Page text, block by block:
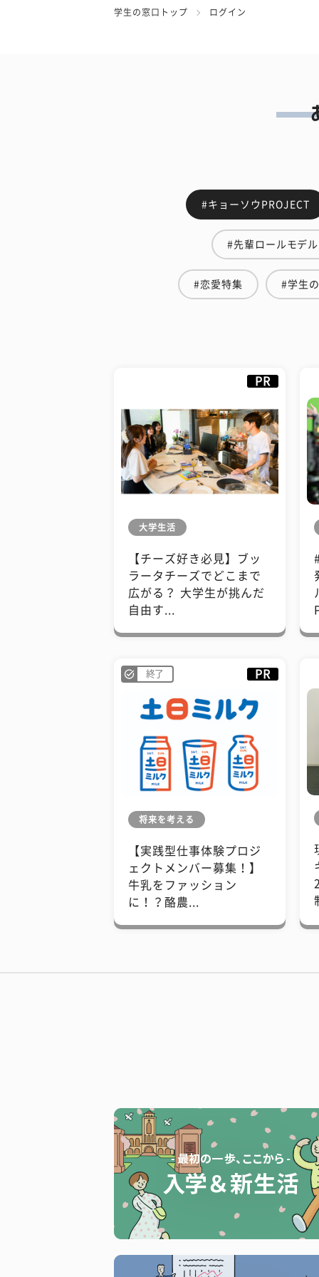
学生の窓口トップ ログイン
#キョーソウPROJECT
#先輩ロールモデル
#恋愛特集 #学生
PR
大学生活
【チーズ好き必見】ブッ
ラータチーズでどこまで
広がる？ 大学生が挑んだ
自由す...
終了 PR
将来を考える
【実践型仕事体験プロジ
ェクトメンバー募集！】
牛乳をファッション
に！？酪農...